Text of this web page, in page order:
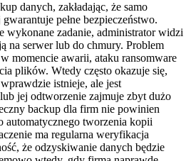
danych, zakładając, że samo
pełne bezpieczeństwo.
wykonane zadanie, administrator widzi
na serwer lub do chmury. Problem
momencie awarii, ataku ransomware
plików. Wtedy często okazuje się,
istnieje, ale jest
jej odtworzenie zajmuje zbyt dużo
backup dla firm nie powinien
automatycznego tworzenia kopii
ma regularna weryfikacja
że odzyskiwanie danych będzie